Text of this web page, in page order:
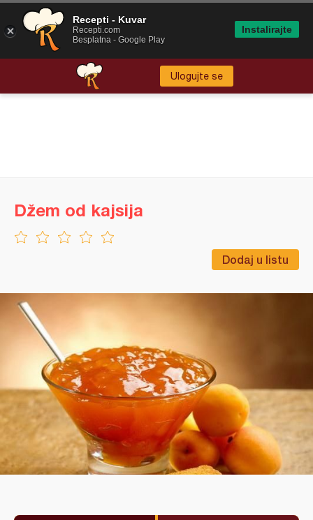
Ulogujte se
Dodaj u listu
Džem od kajsija
Recepti - Kuvar
Recepti.com
Besplatna - Google Play
Instalirajte